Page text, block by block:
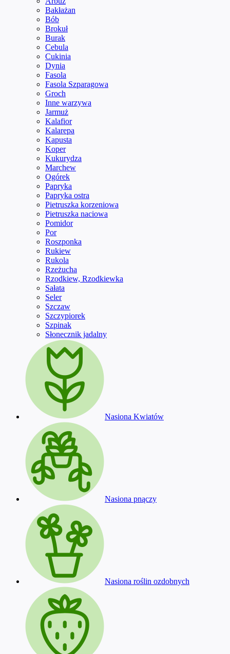
Bakłażan
Bób
Brokuł
Burak
Cebula
Cukinia
Dynia
Fasola
Fasola Szparagowa
Groch
Inne warzywa
Jarmuż
Kalafior
Kalarepa
Kapusta
Koper
Kukurydza
Marchew
Ogórek
Papryka
Papryka ostra
Pietruszka korzeniowa
Pietruszka naciowa
Pomidor
Por
Roszponka
Rukiew
Rukola
Rzeżucha
Rzodkiew, Rzodkiewka
Sałata
Seler
Szczaw
Szczypiorek
Szpinak
Słonecznik jadalny
Nasiona Kwiatów
Nasiona pnączy
Nasiona roślin ozdobnych